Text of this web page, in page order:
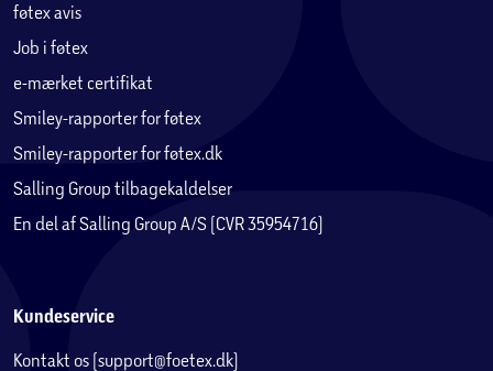
føtex avis
Job i føtex
e-mærket certifikat
Smiley-rapporter for føtex
Smiley-rapporter for føtex.dk
Salling Group tilbagekaldelser
En del af Salling Group A/S (CVR 35954716)
Kundeservice
Kontakt os (support@foetex.dk)